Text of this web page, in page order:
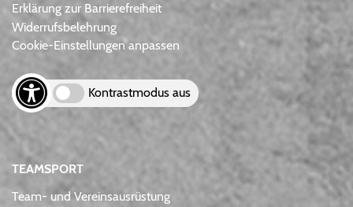
Erklärung zur Barrierefreiheit
Widerrufsbelehrung
Cookie-Einstellungen anpassen
Kontrastmodus aus
TEAMSPORT
Team- und Vereinsausrüstung